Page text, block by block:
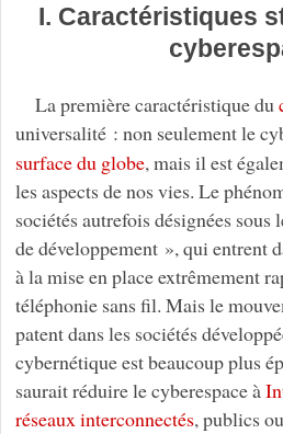
I. Caractéristiques
La première caractéristique du
universalité : non seulement le
surface du globe, mais il est
les aspects de nos vies. Le
sociétés autrefois désignées sous
de développement », qui entrent
à la mise en place extrêmement
téléphonie sans fil. Mais le
patent dans les sociétés
cybernétique est beaucoup plus
saurait réduire le cyberespace à
réseaux interconnectés, publics